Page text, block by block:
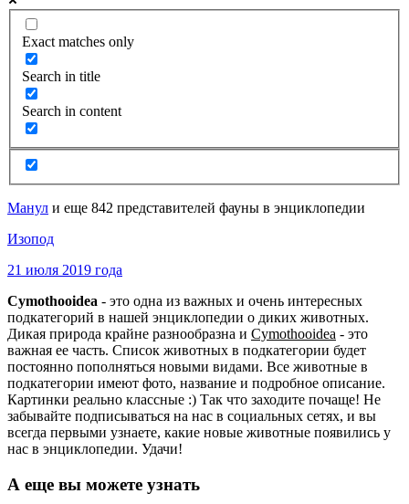
Exact matches only
Search in title
Search in content
Манул и еще 842 представителей фауны в энциклопедии
Изопод
21 июля 2019 года
Cymothooidea - это одна из важных и очень интересных
подкатегорий в нашей энциклопедии о диких животных.
Дикая природа крайне разнообразна и Cymothooidea - это
важная ее часть. Список животных в подкатегории будет
постоянно пополняться новыми видами. Все животные в
подкатегории имеют фото, название и подробное описание.
Картинки реально классные :) Так что заходите почаще! Не
забывайте подписываться на нас в социальных сетях, и вы
всегда первыми узнаете, какие новые животные появились у
нас в энциклопедии. Удачи!
А еще вы можете узнать